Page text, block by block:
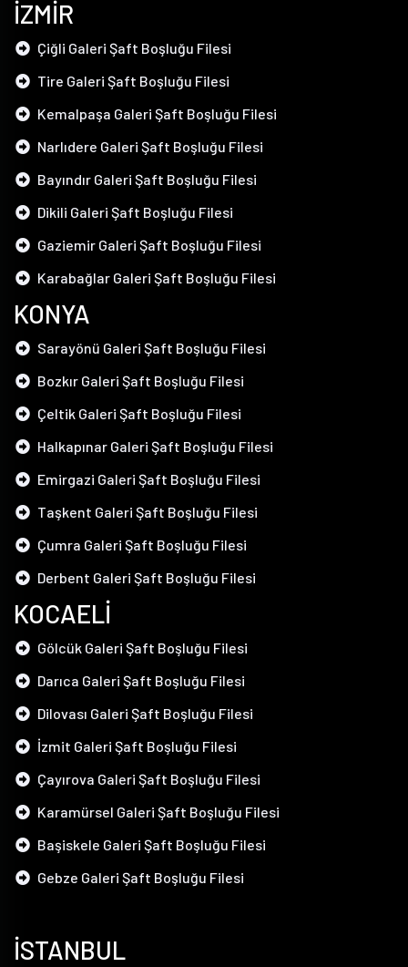
İZMİR
Çiğli Galeri Şaft Boşluğu Filesi
Tire Galeri Şaft Boşluğu Filesi
Kemalpaşa Galeri Şaft Boşluğu Filesi
Narlıdere Galeri Şaft Boşluğu Filesi
Bayındır Galeri Şaft Boşluğu Filesi
Dikili Galeri Şaft Boşluğu Filesi
Gaziemir Galeri Şaft Boşluğu Filesi
Karabağlar Galeri Şaft Boşluğu Filesi
KONYA
Sarayönü Galeri Şaft Boşluğu Filesi
Bozkır Galeri Şaft Boşluğu Filesi
Çeltik Galeri Şaft Boşluğu Filesi
Halkapınar Galeri Şaft Boşluğu Filesi
Emirgazi Galeri Şaft Boşluğu Filesi
Taşkent Galeri Şaft Boşluğu Filesi
Çumra Galeri Şaft Boşluğu Filesi
Derbent Galeri Şaft Boşluğu Filesi
KOCAELİ
Gölcük Galeri Şaft Boşluğu Filesi
Darıca Galeri Şaft Boşluğu Filesi
Dilovası Galeri Şaft Boşluğu Filesi
İzmit Galeri Şaft Boşluğu Filesi
Çayırova Galeri Şaft Boşluğu Filesi
Karamürsel Galeri Şaft Boşluğu Filesi
Başiskele Galeri Şaft Boşluğu Filesi
Gebze Galeri Şaft Boşluğu Filesi
İSTANBUL